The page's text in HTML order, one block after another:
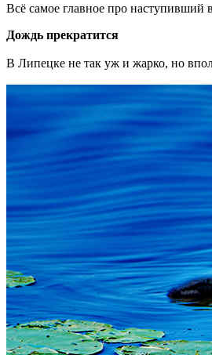
Всё самое главное про наступивший
Дождь прекратится
В Липецке не так уж и жарко, но